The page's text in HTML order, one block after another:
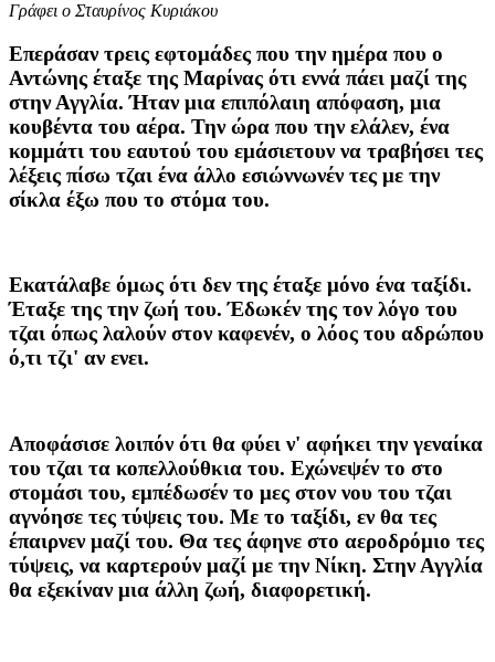
Γράφει ο Σταυρίνος Κυριάκου
Επεράσαν τρεις εφτομάδες που την ημέρα που ο
Αντώνης έταξε της Μαρίνας ότι εννά πάει μαζί της
στην Αγγλία. Ήταν μια επιπόλαιη απόφαση, μια
κουβέντα του αέρα. Την ώρα που την ελάλεν, ένα
κομμάτι του εαυτού του εμάσιετουν να τραβήσει τες
λέξεις πίσω τζαι ένα άλλο εσιώννωνέν τες με την
σίκλα έξω που το στόμα του.
Εκατάλαβε όμως ότι δεν της έταξε μόνο ένα ταξίδι.
Έταξε της την ζωή του. Έδωκέν της τον λόγο του
τζαι όπως λαλούν στον καφενέν, ο λόος του αδρώπου
ό,τι τζι' αν ενει.
Αποφάσισε λοιπόν ότι θα φύει ν' αφήκει την γεναίκα
του τζαι τα κοπελλούθκια του. Εχώνεψέν το στο
στομάσι του, εμπέδωσέν το μες στον νου του τζαι
αγνόησε τες τύψεις του. Με το ταξίδι, εν θα τες
έπαιρνεν μαζί του. Θα τες άφηνε στο αεροδρόμιο τες
τύψεις, να καρτερούν μαζί με την Νίκη. Στην Αγγλία
θα εξεκίναν μια άλλη ζωή, διαφορετική.